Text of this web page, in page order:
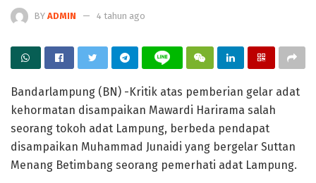
BY ADMIN 4 tahun ago
Bandarlampung (BN) -Kritik atas pemberian gelar adat
kehormatan disampaikan Mawardi Harirama salah
seorang tokoh adat Lampung, berbeda pendapat
disampaikan Muhammad Junaidi yang bergelar Suttan
Menang Betimbang seorang pemerhati adat Lampung.